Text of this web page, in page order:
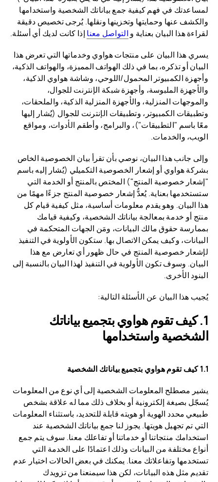
لمساعدتك في فهم كيفية جمع بياناتك الشخصية واستخدامها
والكشف عنها وحمايتها وتخزينها ونقلها. يُرجى تخصيص دقيقة
لقراءة هذا البيان بعناية و التواصل معنا إذا كانت لديك أي أسئلة.
يسري هذا البيان على منتجات هواوي وخدماتها التي تعرض هذا
البيان أو تذكره، بما في ذلك الهواتف المميزة، والهواتف الذكية،
وأجهزة الكمبيوتر المحمول/اللوحي، وشاشة هواوي الذكية،
والأجهزة الملبوسة، وأجهزة شبكة الإنترنت للجوال،
والموجهات المنزلية، والأجهزة المنزلية الذكية، والملحقات،
وتطبيقات الكمبيوتر، وتطبيقات الإنترنت للجوال (يُشار إليها
معًا باسم "التطبيقات")، والبرامج، وأطقم الأدوات، ومواقع
الويب، والخدمات.
وإلى جانب هذا البيان، نوصي بأن تقرأ بيان الخصوصية الخاص
بشركة هواوي أو إشعار الخصوصية التكميلي (يُشار إليه باسم
"إشعار خصوصية المنتج") المختص بالمنتج أو الخدمة التي
ستستخدمها بعناية. يُعدُّ إشعار خصوصية المنتج جزءًا مهمًا من
هذا البيان. وهو يقدم معلومات أساسية، مثل كيفية قيام كل
منتج أو خدمة بمعالجة بياناتك الشخصية، وكيفية قيامك
بممارسة حقوق مالك البيانات، ومَن الجهات المتحكمة في
البيانات، وكيف يمكن الاتصال بها. ستكون الأولوية في التنفيذ
لإشعار خصوصية المنتج في حال ظهور أي تعارض مع هذا
البيان. وسوف تكون الأولوية في التنفيذ لهذا البيان بالنسبة إلى
البنود الأخرى.
يُجيب هذا البيان عن الأسئلة التالية:
كيف تقوم هواوي بتجميع بياناتك
الشخصية واستخدامها
1.1 كيف تقوم هواوي بتجميع بياناتك الشخصية
يشير مصطلح المعلومات الشخصية إلى أي نوع من المعلومات
يُسجّل بصيغة إلكترونية أو بخلاف ذلك مما له علاقة بشخص
طبيعي محدد الهوية أو هويته قابلة للتحديد، باستثناء المعلومات
التي تم تجهيل هويتها. يجوز لنا جمع بياناتك الشخصية عند
استخدامك منتجاتنا أو خدماتنا أو تفاعلك معنا. سوف يتم جمع
أنواع مختلفة من البيانات وذلك اعتمادًا على الخدمة التي
تستخدمها وتفاعلاتك معنا. يمكنك في بعض الحالات اختيار عدم
تقديم مثل هذه البيانات، لكن هذا سيمنعنا من تزويدك